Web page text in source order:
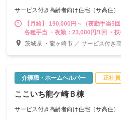
サービス付き高齢者向け住宅（サ高住）
【月給】 190,000円～（夜勤手当5回含む） ■基本給：
各種手当 ・夜勤：23,000円/1回 ・
円～（介護福祉士10,000円） ・住居
茨城県 ・龍ヶ崎市 ／ サービス付き
介護職・ホームヘルパー 正社員
ここいち龍ケ崎Ｂ棟
サービス付き高齢者向け住宅（サ高住）